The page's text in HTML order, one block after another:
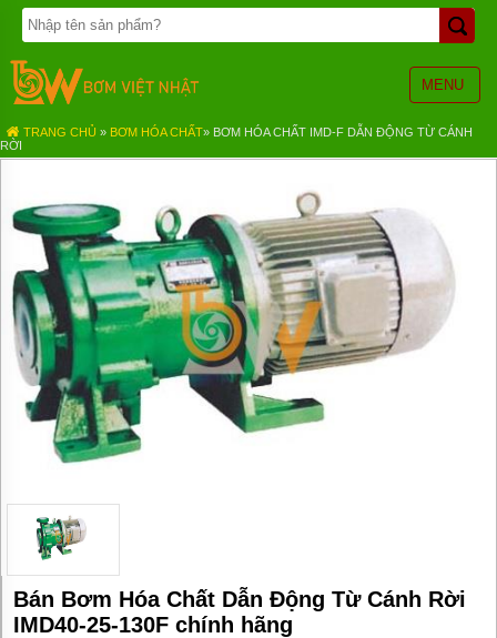
MENU
TRANG
CHỦ
BƠM
BÁNH
BƠM
BƠM
MÀNG
KHÍ
NÉN
BƠM
ĐỊNH
LƯỢNG
BƠM
CHÌM
NƯỚC
BƠM
HÚT
BÙN
BƠM
TĂNG
ÁP
TRANG CHỦ » BƠM HÓA CHẤT» BƠM HÓA CHẤT IMD-F DẪN ĐỘNG TỪ CÁNH
RỜI
Bán Bơm Hóa Chất Dẫn Động Từ Cánh Rời
IMD40-25-130F chính hãng